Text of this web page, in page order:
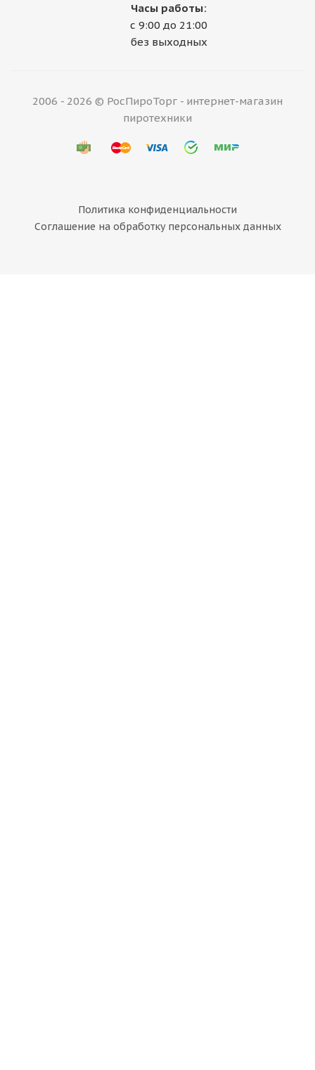
Часы работы:
с 9:00 до 21:00
без выходных
2006 - 2026 © РосПироТорг - интернет-магазин
пиротехники
Политика конфиденциальности
Соглашение на обработку персональных данных